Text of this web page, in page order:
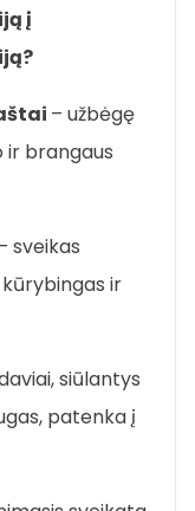
į
– užbėgę
ir brangaus
sveikas
ir
siūlantys
patenka į